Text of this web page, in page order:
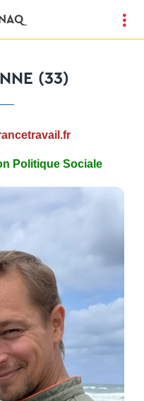
(33)
Politique Sociale